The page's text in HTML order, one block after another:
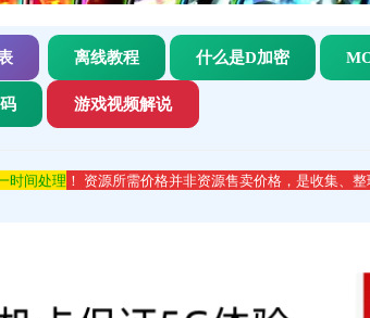
离线教程 什么是D加密
游戏视频解说
时间处理 ！ 资源所需价格并非资源售卖价格，是收集、